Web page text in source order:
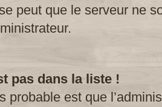
se peut que le serveur ne
pas dans la liste !
probable est que